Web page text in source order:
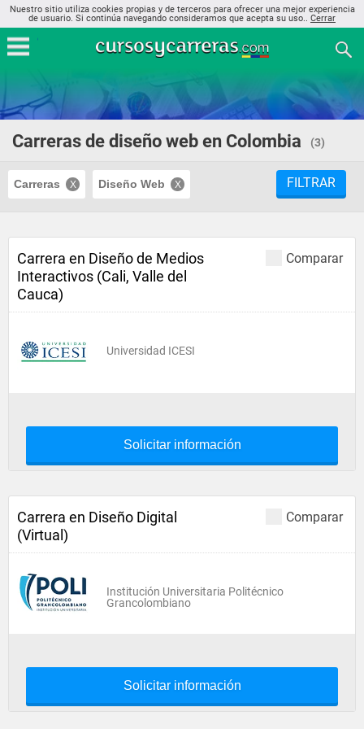
Nuestro sitio utiliza cookies propias y de terceros para ofrecer una mejor experiencia
de usuario. Si continúa navegando consideramos que acepta su uso.. Cerrar
Carreras de diseño web en Colombia (3)
Carreras Diseño Web FILTRAR
Comparar
Carrera en Diseño de Medios
Interactivos (Cali, Valle del
Cauca)
Universidad ICESI
Solicitar información
Comparar
Carrera en Diseño Digital
(Virtual)
Institución Universitaria Politécnico
Grancolombiano
Solicitar información